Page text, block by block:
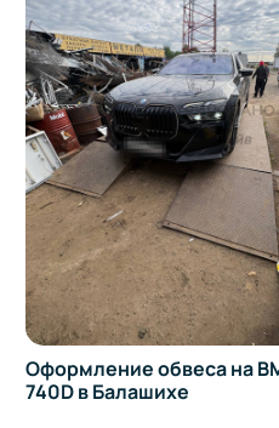
Оформление обвеса на
740D в Балашихе